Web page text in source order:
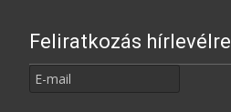
Feliratkozás hírlevélre